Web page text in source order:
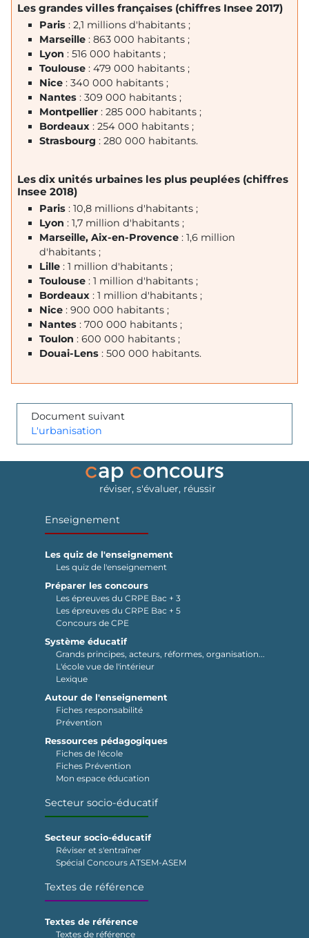
Les grandes villes françaises (chiffres Insee 2017)
Paris : 2,1 millions d'habitants ;
Marseille : 863 000 habitants ;
Lyon : 516 000 habitants ;
Toulouse : 479 000 habitants ;
Nice : 340 000 habitants ;
Nantes : 309 000 habitants ;
Montpellier : 285 000 habitants ;
Bordeaux : 254 000 habitants ;
Strasbourg : 280 000 habitants.
Les dix unités urbaines les plus peuplées (chiffres
Insee 2018)
Paris : 10,8 millions d'habitants ;
Lyon : 1,7 million d'habitants ;
Marseille, Aix-en-Provence : 1,6 million
d'habitants ;
Lille : 1 million d'habitants ;
Toulouse : 1 million d'habitants ;
Bordeaux : 1 million d'habitants ;
Nice : 900 000 habitants ;
Nantes : 700 000 habitants ;
Toulon : 600 000 habitants ;
Douai-Lens : 500 000 habitants.
Document suivant
L'urbanisation
réviser, s'évaluer, réussir
Enseignement
Les quiz de l'enseignement
Les quiz de l'enseignement
Préparer les concours
Les épreuves du CRPE Bac + 3
Les épreuves du CRPE Bac + 5
Concours de CPE
Système éducatif
Grands principes, acteurs, réformes, organisation...
L'école vue de l'intérieur
Lexique
Autour de l'enseignement
Fiches responsabilité
Prévention
Ressources pédagogiques
Fiches de l'école
Fiches Prévention
Mon espace éducation
Secteur socio-éducatif
Secteur socio-éducatif
Réviser et s'entraîner
Spécial Concours ATSEM-ASEM
Textes de référence
Textes de référence
Textes de référence